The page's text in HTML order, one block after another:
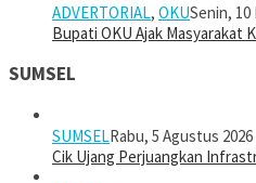
ADVERTORIAL, OKUSenin, 10
Bupati OKU Ajak Masyarakat
SUMSEL
SUMSELRabu, 5 Agustus 2026
Cik Ujang Perjuangkan